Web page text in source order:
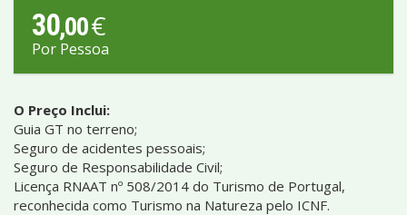
30,00€
Por Pessoa
O Preço Inclui:
Guia GT no terreno;
Seguro de acidentes pessoais;
Seguro de Responsabilidade Civil;
Licença RNAAT nº 508/2014 do Turismo de Portugal,
reconhecida como Turismo na Natureza pelo ICNF.